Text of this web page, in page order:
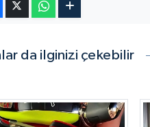
da ilginizi çekebilir